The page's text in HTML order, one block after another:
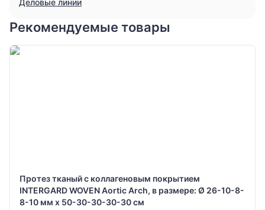
Деловые линии
Рекомендуемые товары
Протез тканый с коллагеновым покрытием
INTERGARD WOVEN Aortic Arch, в размере: Ø 26-10-8-
8-10 мм х 50-30-30-30-30 см